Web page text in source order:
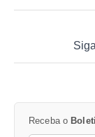
Receba o